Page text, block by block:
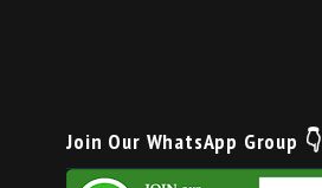
Join Our WhatsApp Group 👇